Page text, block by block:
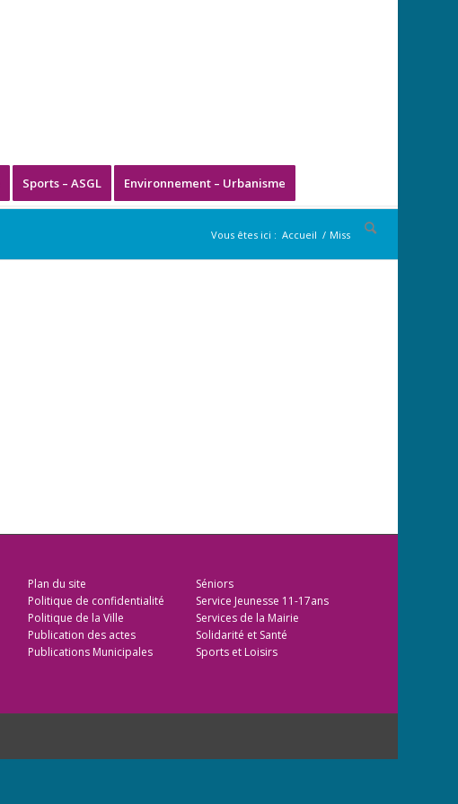
Sports – ASGL Environnement – Urbanisme
Vous êtes ici : Accueil / Miss
Plan du site
Politique de confidentialité
Politique de la Ville
Publication des actes
Publications Municipales
Séniors
Service Jeunesse 11-17ans
Services de la Mairie
Solidarité et Santé
Sports et Loisirs